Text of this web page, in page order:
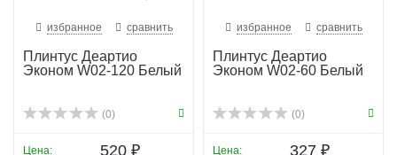
избранное сравнить
Плинтус Деартио
Эконом W02-120 Белый
(0)
Цена: 520 ₽
избранное сравнить
Плинтус Деартио
Эконом W02-60 Белый
(0)
Цена: 327 ₽